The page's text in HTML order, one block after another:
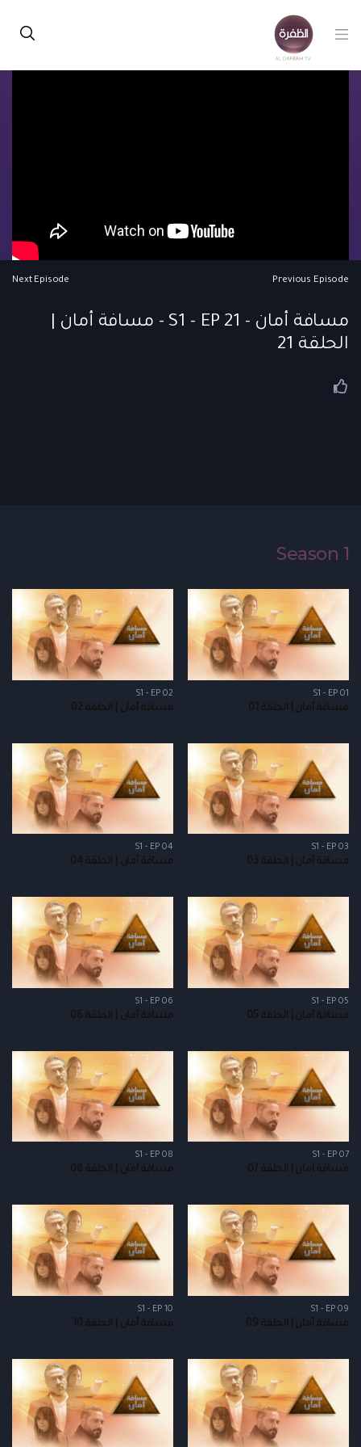
Previous Episode
Next Episode
مسافة أمان - S1 - EP 21 - مسافة أمان |
الحلقة 21
Season 1
S1 - EP 01
مسافة أمان | الحلقة 01
S1 - EP 02
مسافة أمان | الحلقة 02
S1 - EP 03
مسافة أمان | الحلقة 03
S1 - EP 04
مسافة أمان | الحلقة 04
S1 - EP 05
مسافة أمان | الحلقة 05
S1 - EP 06
مسافة أمان | الحلقة 06
S1 - EP 07
مسافة أمان | الحلقة 07
S1 - EP 08
مسافة أمان | الحلقة 08
S1 - EP 09
مسافة أمان | الحلقة 09
S1 - EP 10
مسافة أمان | الحلقة 10